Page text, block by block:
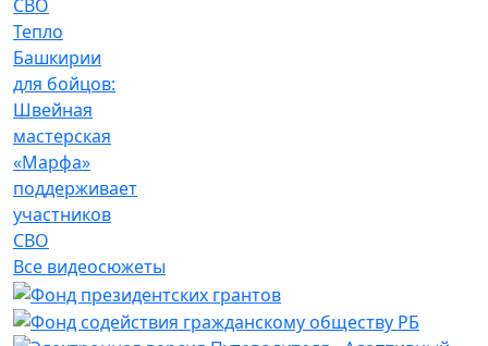
Тепло
Башкирии
для бойцов:
Швейная
мастерская
«Марфа»
поддерживает
участников
СВО
Все видеосюжеты